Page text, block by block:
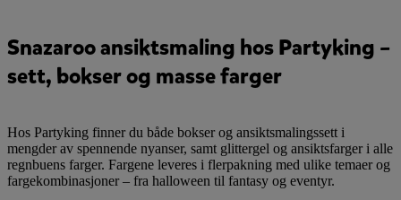
Snazaroo ansiktsmaling hos Partyking –
sett, bokser og masse farger
Hos Partyking finner du både bokser og ansiktsmalingssett i
mengder av spennende nyanser, samt glittergel og ansiktsfarger i alle
regnbuens farger. Fargene leveres i flerpakning med ulike temaer og
fargekombinasjoner – fra halloween til fantasy og eventyr.